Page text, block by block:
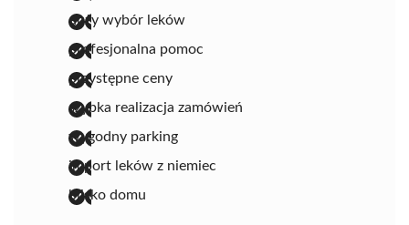
duży wybór leków
profesjonalna pomoc
przystępne ceny
szybka realizacja zamówień
wygodny parking
import leków z niemiec
blisko domu